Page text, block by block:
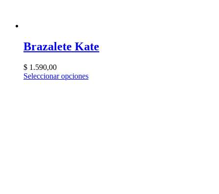
Brazalete Kate
$ 1.590,00
Seleccionar opciones